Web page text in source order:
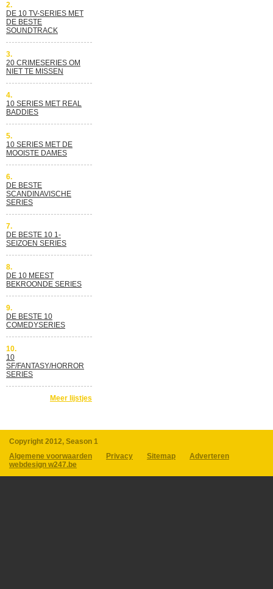
2.
DE 10 TV-SERIES MET
DE BESTE
SOUNDTRACK
3.
20 CRIMESERIES OM
NIET TE MISSEN
4.
10 SERIES MET REAL
BADDIES
5.
10 SERIES MET DE
MOOISTE DAMES
6.
DE BESTE
SCANDINAVISCHE
SERIES
7.
DE BESTE 10 1-
SEIZOEN SERIES
8.
DE 10 MEEST
BEKROONDE SERIES
9.
DE BESTE 10
COMEDYSERIES
10.
10
SF/FANTASY/HORROR
SERIES
Meer lijstjes
Copyright 2012, Season 1
Algemene voorwaarden
Privacy Sitemap
Adverteren
webdesign w247.be